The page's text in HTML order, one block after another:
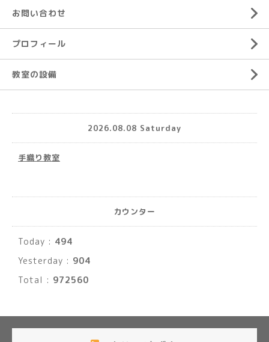
お問い合わせ
プロフィール
教室の設備
2026.08.08 Saturday
手織り教室
カウンター
Today : 494
Yesterday : 904
Total : 972560